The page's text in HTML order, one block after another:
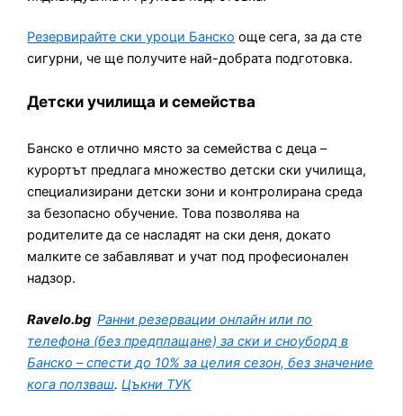
Резервирайте ски уроци Банско още сега, за да сте
сигурни, че ще получите най-добрата подготовка.
Детски училища и семейства
Банско е отлично място за семейства с деца –
курортът предлага множество детски ски училища,
специализирани детски зони и контролирана среда
за безопасно обучение. Това позволява на
родителите да се насладят на ски деня, докато
малките се забавляват и учат под професионален
надзор.
Ravelo.bg Ранни резервации онлайн или по
телефона (без предплащане) за ски и сноуборд в
Банско – спести до 10% за целия сезон, без значение
кога ползваш.Цъкни ТУК